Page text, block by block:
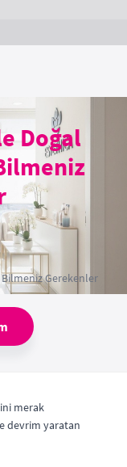
Doğal
Gerekenler
merak
devrim yaratan